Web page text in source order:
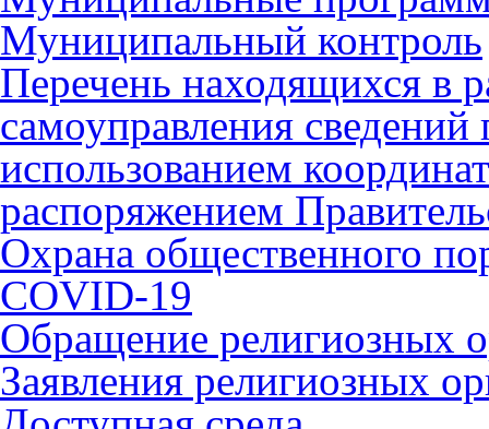
Муниципальный контроль
Перечень находящихся в
самоуправления
использованием
распоряжением
Охрана общественного
COVID-19
Обращение религиозных
Заявления религиозных